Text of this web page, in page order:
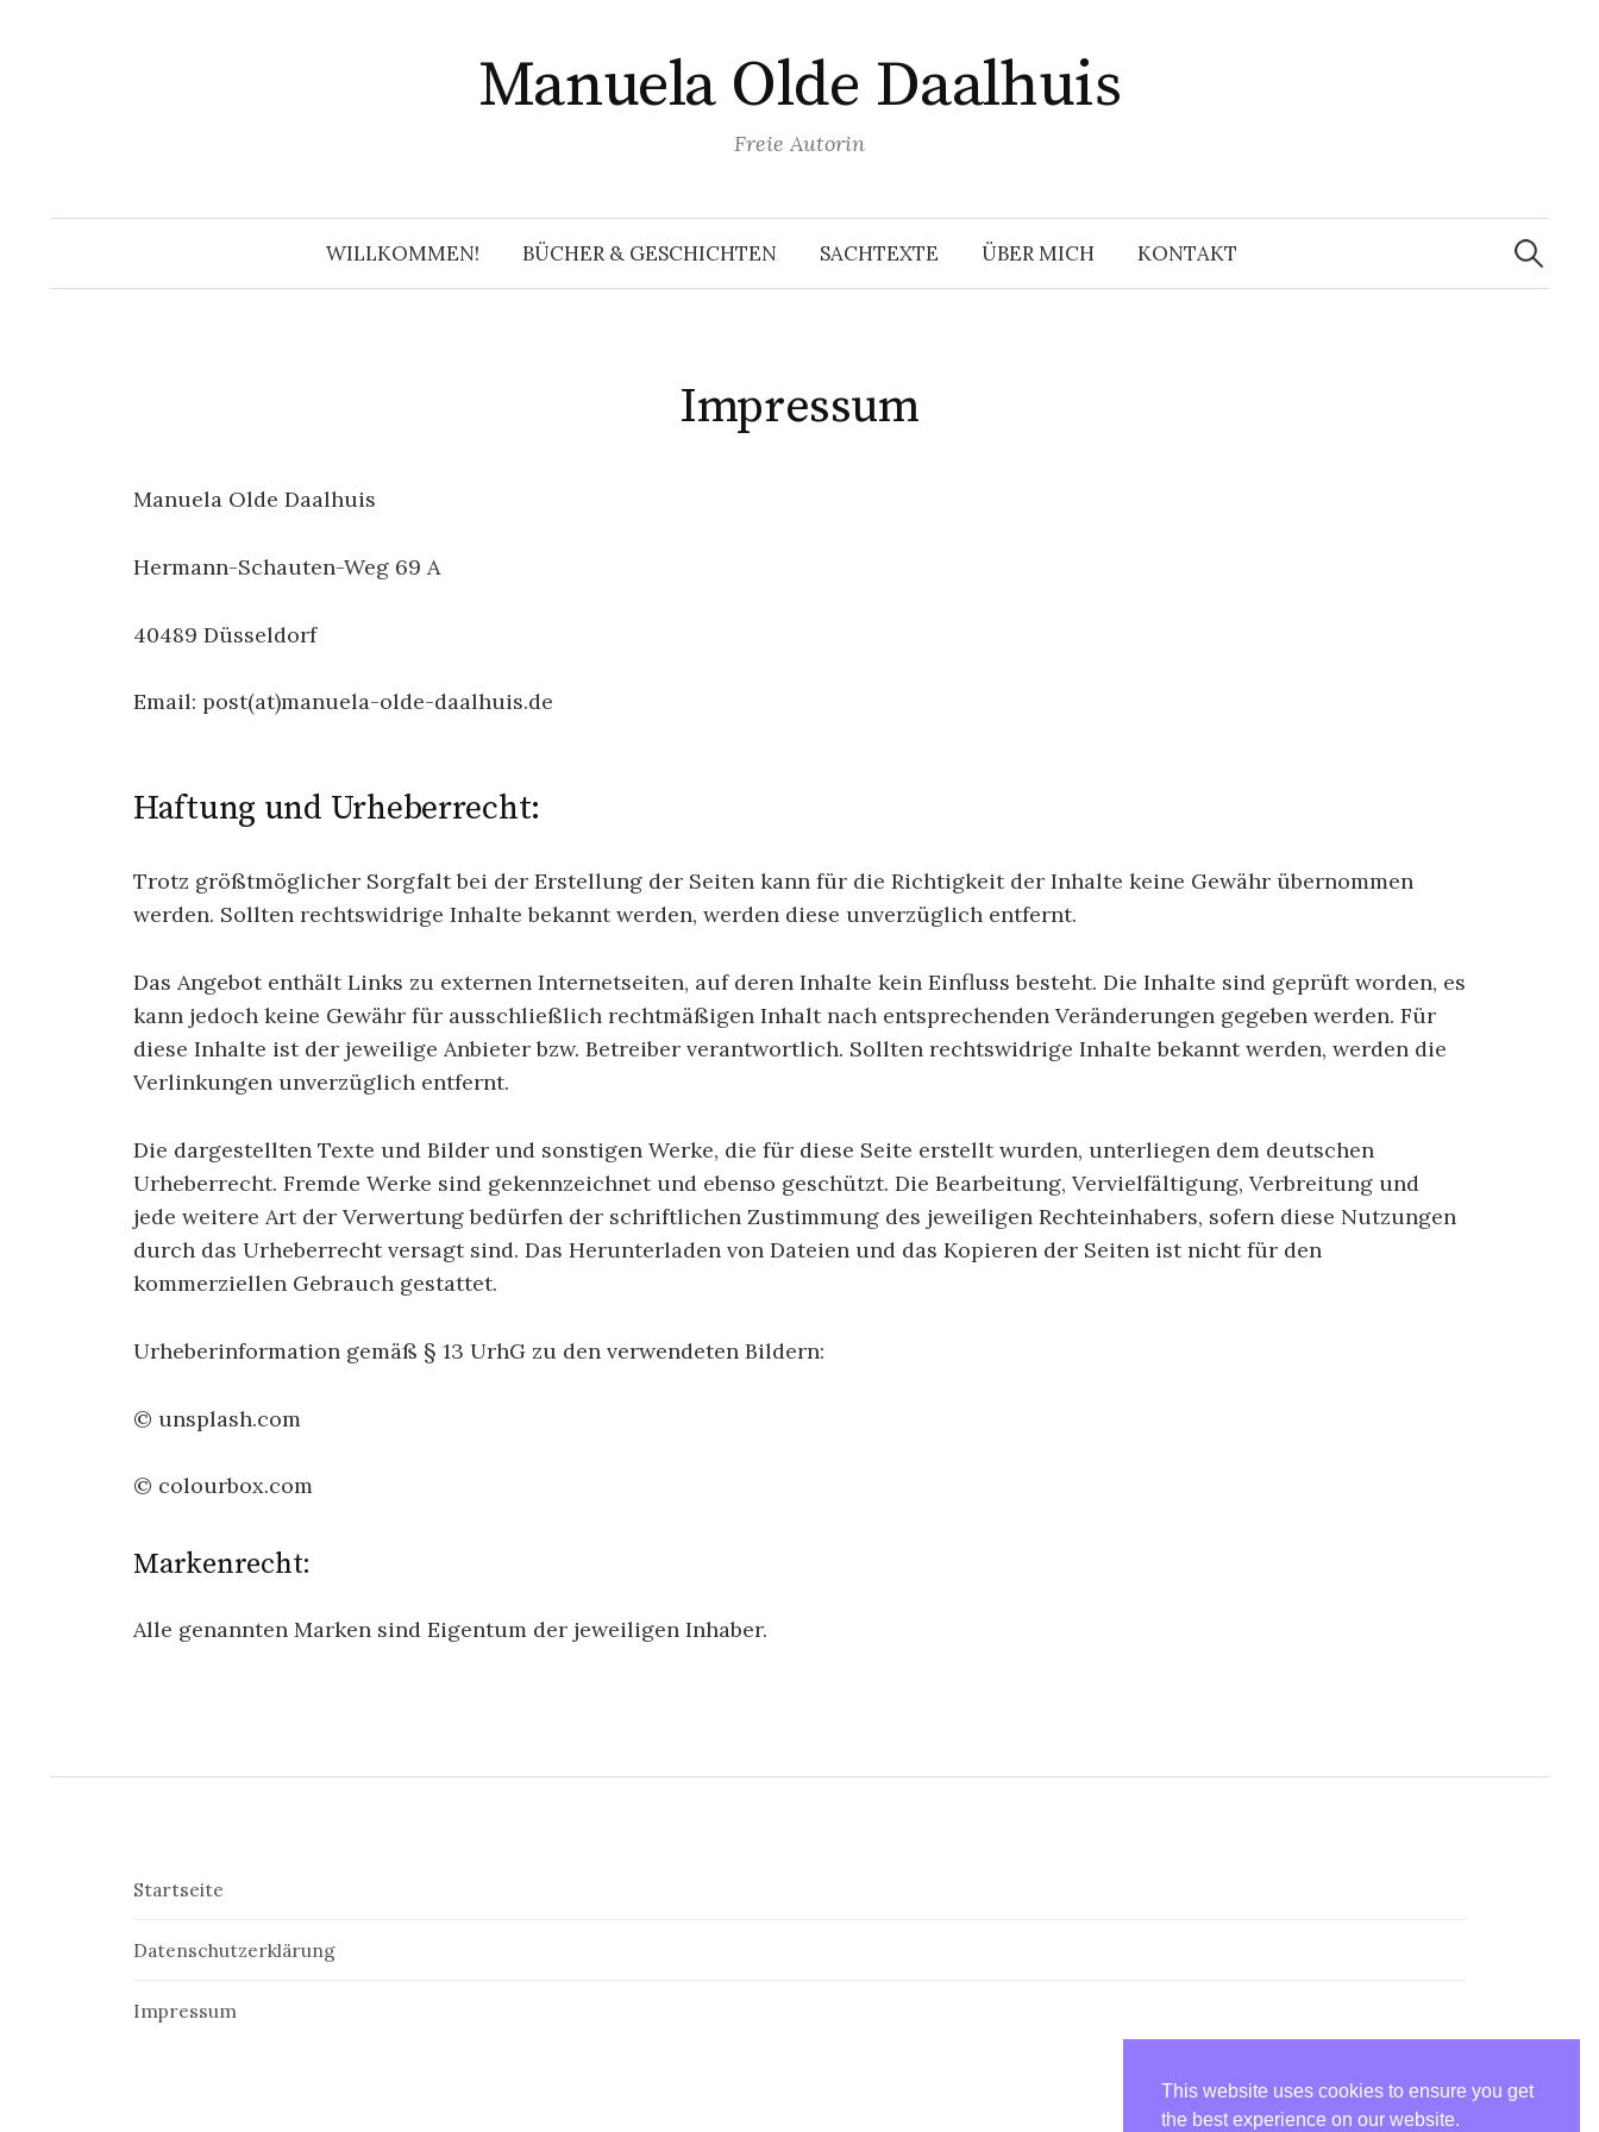
Manuela Olde Daalhuis
Freie Autorin
WILLKOMMEN! BÜCHER & GESCHICHTEN SACHTEXTE ÜBER MICH KONTAKT
Suchen
nach:
Impressum
Manuela Olde Daalhuis
Hermann-Schauten-Weg 69 A
40489 Düsseldorf
Email: post(at)manuela-olde-daalhuis.de
Haftung und Urheberrecht:
Trotz größtmöglicher Sorgfalt bei der Erstellung der Seiten kann für die Richtigkeit der Inhalte keine Gewähr übernommen
werden. Sollten rechtswidrige Inhalte bekannt werden, werden diese unverzüglich entfernt.
Das Angebot enthält Links zu externen Internetseiten, auf deren Inhalte kein Einfluss besteht. Die Inhalte sind geprüft worden, es
kann jedoch keine Gewähr für ausschließlich rechtmäßigen Inhalt nach entsprechenden Veränderungen gegeben werden. Für
diese Inhalte ist der jeweilige Anbieter bzw. Betreiber verantwortlich. Sollten rechtswidrige Inhalte bekannt werden, werden die
Verlinkungen unverzüglich entfernt.
Die dargestellten Texte und Bilder und sonstigen Werke, die für diese Seite erstellt wurden, unterliegen dem deutschen
Urheberrecht. Fremde Werke sind gekennzeichnet und ebenso geschützt. Die Bearbeitung, Vervielfältigung, Verbreitung und
jede weitere Art der Verwertung bedürfen der schriftlichen Zustimmung des jeweiligen Rechteinhabers, sofern diese Nutzungen
durch das Urheberrecht versagt sind. Das Herunterladen von Dateien und das Kopieren der Seiten ist nicht für den
kommerziellen Gebrauch gestattet.
Urheberinformation gemäß § 13 UrhG zu den verwendeten Bildern:
© unsplash.com
© colourbox.com
Markenrecht:
Alle genannten Marken sind Eigentum der jeweiligen Inhaber.
Startseite
Datenschutzerklärung
Impressum
This website uses cookies to ensure you get
the best experience on our website.